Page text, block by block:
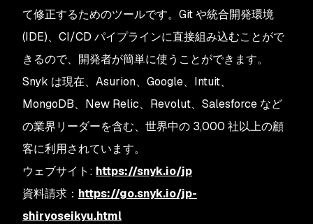
て修正するためのツールです。Git や統合開発環境
(IDE)、CI/CD パイプラインに直接組み込むことがで
きるので、開発者が簡単に使うことができます。
Snyk は現在、Asurion、Google、Intuit、
MongoDB、New Relic、Revolut、Salesforce など
の業界リーダーを含む、世界中の 3,000 社以上の顧
客に利用されています。
ウェブサイト: https://snyk.io/jp
資料請求： https://go.snyk.io/jp-
shiryoseikyu.html